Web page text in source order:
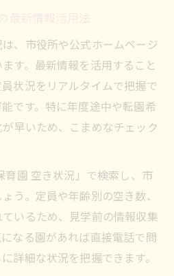
最新情報活用法
、市役所や公式ホームページ
す。最新情報を活用すること
状況をリアルタイムで把握で
です。特に年度途中や転園希
早いため、こまめなチェック
育園 空き状況」で検索し、市
う。定員や年齢別の空き数、
いるため、見学前の情報収集
なる園があれば直接電話で問
詳細な状況を把握できます。